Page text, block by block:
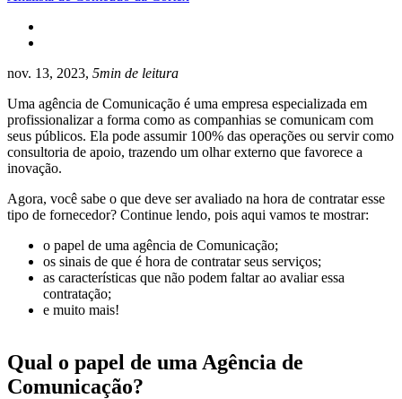
nov. 13, 2023, 5min de leitura
Uma agência de Comunicação é uma empresa especializada em
profissionalizar a forma como as companhias se comunicam com
seus públicos. Ela pode assumir 100% das operações ou servir como
consultoria de apoio, trazendo um olhar externo que favorece a
inovação.
Agora, você sabe o que deve ser avaliado na hora de contratar esse
tipo de fornecedor? Continue lendo, pois aqui vamos te mostrar:
o papel de uma agência de Comunicação;
os sinais de que é hora de contratar seus serviços;
as características que não podem faltar ao avaliar essa
contratação;
e muito mais!
Qual o papel de uma Agência de
Comunicação?